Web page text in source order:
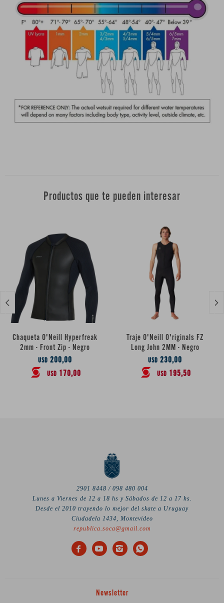
Productos que te pueden interesar
Chaqueta O'Neill Hyperfreak
2mm - Front Zip - Negro
USD 200,00
USD 170,00
Traje O'Neill O'riginals FZ
Long John 2MM - Negro
USD 230,00
USD 195,50
 
2901 8448 / 098 480 004
Lunes a Viernes de 12 a 18 hs y Sábados de 12 a 17 hs.
Desde el 2010 trayendo lo mejor del skate a Uruguay
Ciudadela 1434, Montevideo
republica.soca@gmail.com
   
Newsletter